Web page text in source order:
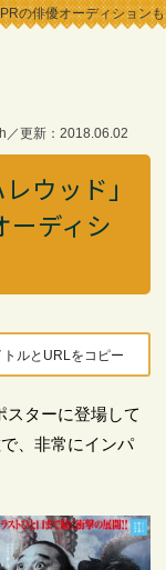
の俳優オーディションも
／更新：2018.06.02
ウッド」
ーディシ
ルとURLをコピー
スターに登場して
、非常にインパ